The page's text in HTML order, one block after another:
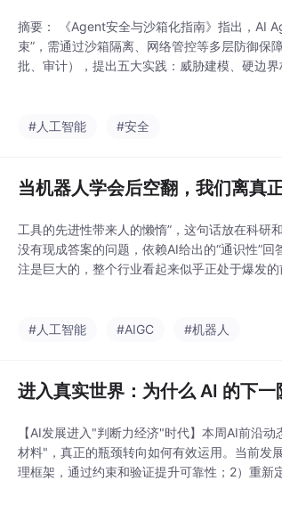
摘要： 《Agent安全与沙箱化指南》指出，AI
束”，需通过沙箱隔离、网络管控等多层防御保
批、审计），提出五大实践：威胁建模、硬边
#人工智能
#安全
当机器人学会后空翻，我们离真
工具的先进性带来人的懒惰”，这句话放在科
没有现成答案的问题，依赖AI给出的“通识性”
注是巨大的，整个行业看起来似乎正处于爆发
#人工智能
#AIGC #机器人
进入真实世界：为什么 AI 的下一
【AI发展进入"判断力经济"时代】本周AI前沿
材料"，真正的瓶颈转向如何有效运用。当前发
理框架，通过约束和验证提升可靠性；2）重